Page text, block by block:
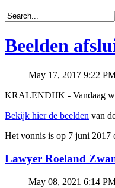
Beelden
May 17, 2017 9:22
KRALENDIJK - Vandaag
Bekijk hier de beelden van
Het vonnis is op 7 juni 2017
Lawyer Roeland
May 08, 2021 6:14